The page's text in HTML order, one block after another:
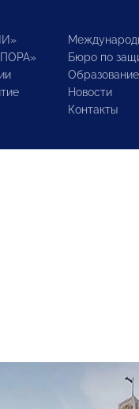
Бюро по
Образование
Новости
Контакты